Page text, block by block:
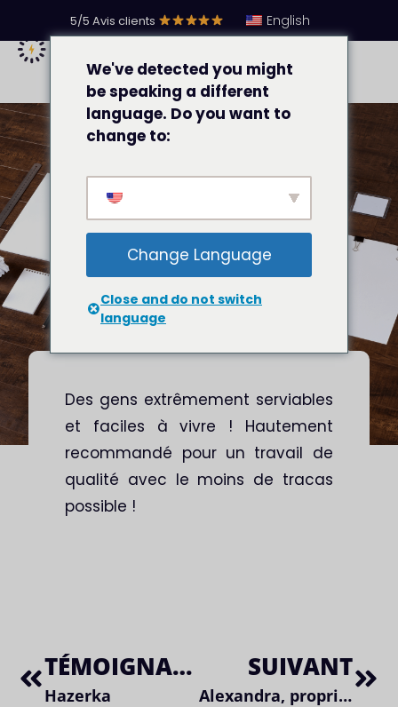
5/5 Avis clients English
Recommandation par
Daphne Royston
Des gens extrêmement serviables
et faciles à vivre ! Hautement
recommandé pour un travail de
qualité avec le moins de tracas
possible !
TÉMOIGNAGE PRÉCÈDENT
Hazerka
SUIVANT
Alexandra, propriétaire d’eshop
We've detected you might
be speaking a different
language. Do you want to
change to:
Change Language
Close and do not switch
language